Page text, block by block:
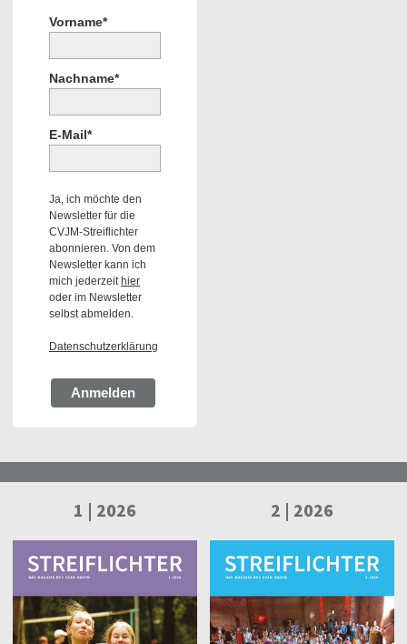
Vorname*
Nachname*
E-Mail*
Ja, ich möchte den
Newsletter für die
CVJM-Streiflichter
abonnieren. Von dem
Newsletter kann ich
mich jederzeithier
oder im Newsletter
selbst abmelden.
Datenschutzerklärung
Anmelden
1 | 2026 2 | 2026